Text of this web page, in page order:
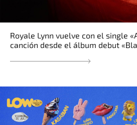
Royale Lynn vuelve con el single
canción desde el álbum debut